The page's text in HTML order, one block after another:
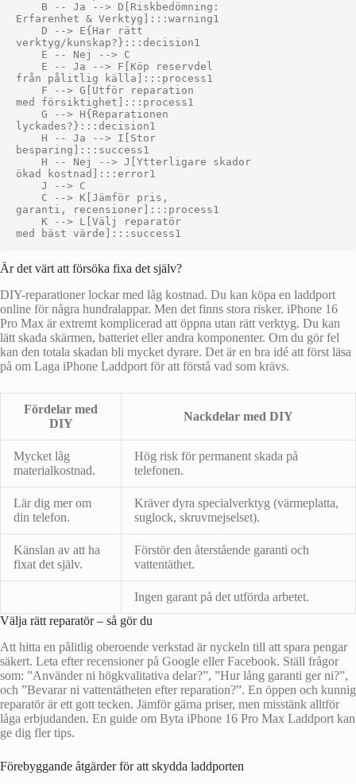
    B -- Ja --> D[Riskbedömning:
Erfarenhet & Verktyg]:::warning1
    D --> E{Har rätt
verktyg/kunskap?}:::decision1
    E -- Nej --> C
    E -- Ja --> F[Köp reservdel
från pålitlig källa]:::process1
    F --> G[Utför reparation
med försiktighet]:::process1
    G --> H{Reparationen
lyckades?}:::decision1
    H -- Ja --> I[Stor
besparing]:::success1
    H -- Nej --> J[Ytterligare skador
ökad kostnad]:::error1
    J --> C
    C --> K[Jämför pris,
garanti, recensioner]:::process1
    K --> L[Välj reparatör
Är det värt att försöka fixa det själv?
DIY-reparationer lockar med låg kostnad. Du kan köpa en laddport
online för några hundralappar. Men det finns stora risker. iPhone 16
Pro Max är extremt komplicerad att öppna utan rätt verktyg. Du kan
lätt skada skärmen, batteriet eller andra komponenter. Om du gör fel
kan den totala skadan bli mycket dyrare. Det är en bra idé att först läsa
på om Laga iPhone Laddport för att förstå vad som krävs.
Fördelar med
DIY
Nackdelar med DIY
Mycket låg
materialkostnad.
Hög risk för permanent skada på
telefonen.
Lär dig mer om
din telefon.
Kräver dyra specialverktyg (värmeplatta,
suglock, skruvmejselset).
Känslan av att ha
fixat det själv.
Förstör den återstående garanti och
vattentäthet.
Ingen garant på det utförda arbetet.
Välja rätt reparatör – så gör du
Att hitta en pålitlig oberoende verkstad är nyckeln till att spara pengar
säkert. Leta efter recensioner på Google eller Facebook. Ställ frågor
som: ”Använder ni högkvalitativa delar?”, ”Hur lång garanti ger ni?”,
och ”Bevarar ni vattentätheten efter reparation?”. En öppen och kunnig
reparatör är ett gott tecken. Jämför gärna priser, men misstänk alltför
låga erbjudanden. En guide om Byta iPhone 16 Pro Max Laddport kan
ge dig fler tips.
Förebyggande åtgärder för att skydda laddporten